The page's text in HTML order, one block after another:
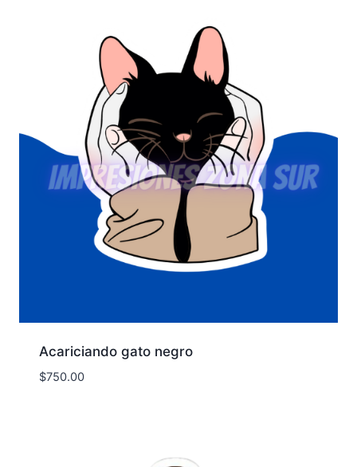
Acariciando gato negro
$750.00